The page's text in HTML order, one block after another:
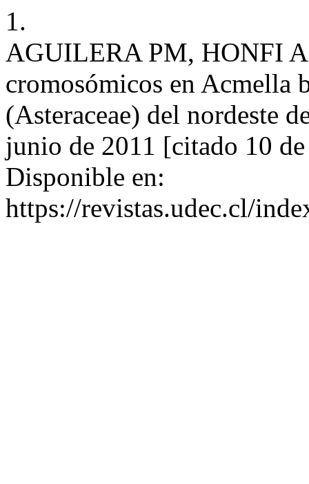
1.
AGUILERA PM, HONFI
cromosómicos en Acmella
(Asteraceae) del nordeste
junio de 2011 [citado 10
Disponible en:
https://revistas.udec.cl/